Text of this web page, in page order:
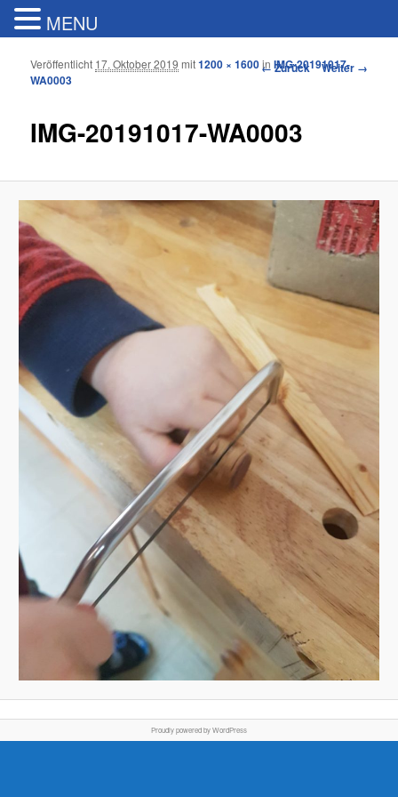
Bilder-Navigation
← Zurück Weiter →
IMG-20191017-WA0003
Veröffentlicht 17. Oktober 2019 mit1200 × 1600inIMG-20191017-
WA0003
Proudly powered by WordPress
MENU